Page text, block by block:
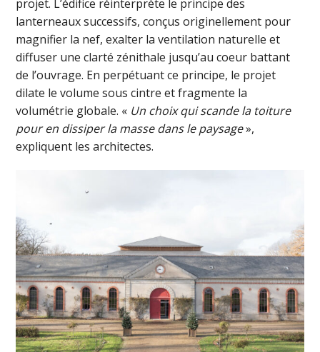
projet. L’édifice réinterprète le principe des
lanterneaux successifs, conçus originellement pour
magnifier la nef, exalter la ventilation naturelle et
diffuser une clarté zénithale jusqu’au coeur battant
de l’ouvrage. En perpétuant ce principe, le projet
dilate le volume sous cintre et fragmente la
volumétrie globale. « Un choix qui scande la toiture
pour en dissiper la masse dans le paysage»,
expliquent les architectes.